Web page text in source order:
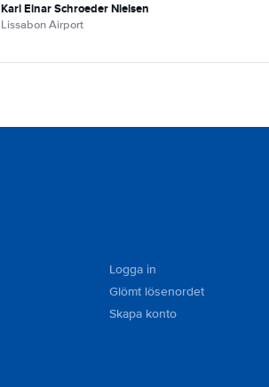
Karl Einar Schroeder Nielsen
Lissabon Airport
Logga in
Glömt lösenordet
Skapa konto